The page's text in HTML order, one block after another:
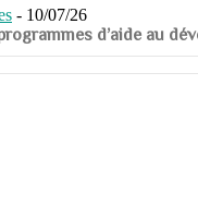
- 10/07/26
d’aide au